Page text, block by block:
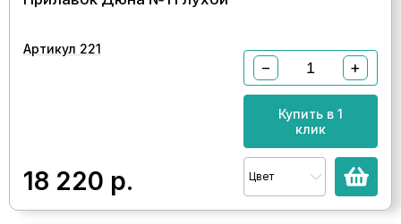
Артикул 221
18 220 р.
− +
Купить в 1
клик
Цвет